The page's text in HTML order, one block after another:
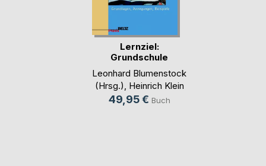
Lernziel:
Grundschule
weiterentwickeln
Leonhard Blumenstock
(Hrsg.), Heinrich Klein
(Hrsg.) ,Hanns Petillon
49,95 € Buch